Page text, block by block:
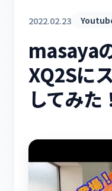
2022.02.23
masaya
XQ2Sに
してみた